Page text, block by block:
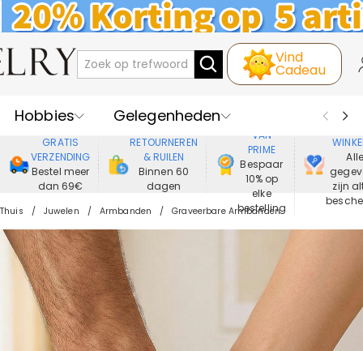
Vind
Cadeau
Hobbies
Gelegenheden
Recipienten
Best Verkochte
Nieuwe
Juwelen
Wonen&Leven
GRATIS
VERZENDING
Bestel meer
dan 69€
RETOURNEREN
& RUILEN
Binnen 60
dagen
VAN
PRIME
Bespaar
10% op
elke
bestelling
Alle
zijn
Thuis Juwelen Armbanden Graveerbare Armbanden